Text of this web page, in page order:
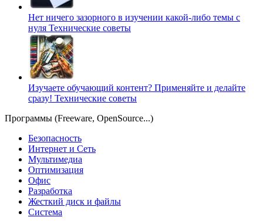
Нет ничего зазорного в изучении какой-либо темы с
нуля Технические советы
Изучаете обучающий контент? Применяйте и делайте
сразу! Технические советы
Программы (Freeware, OpenSource...)
Безопасность
Интернет и Сеть
Мультимедиа
Оптимизация
Офис
Разработка
Жесткий диск и файлы
Система